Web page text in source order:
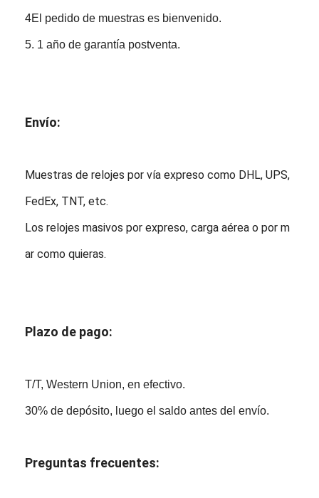
4El pedido de muestras es bienvenido.
5. 1 año de garantía postventa.
Envío:
Muestras de relojes por vía expreso como DHL, UPS,
FedEx, TNT, etc.
Los relojes masivos por expreso, carga aérea o por m
ar como quieras.
Plazo de pago:
T/T, Western Union, en efectivo.
30% de depósito, luego el saldo antes del envío.
Preguntas frecuentes: